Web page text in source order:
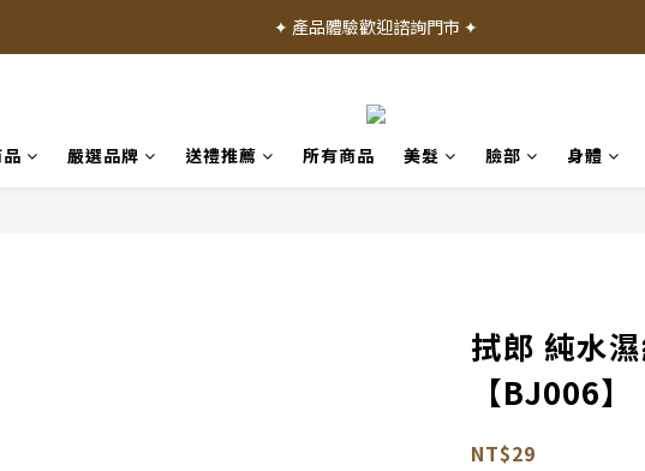
✦ 加入會員就送 50 元購物禮金 ✦
✦ 產品體驗歡迎諮詢門市 ✦
嚴選品牌 送禮推薦 所有商品 美髮 臉部 身體
拭郎 純水
【BJ006】
NT$29